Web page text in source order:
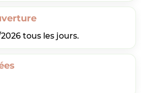
tous les jours.